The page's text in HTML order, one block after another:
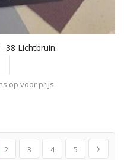
38 Lichtbruin.
op voor prijs.
2 3 4 5